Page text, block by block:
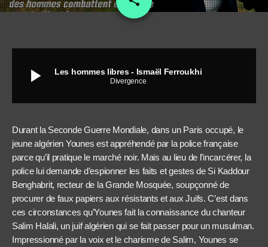
play_arrow Les hommes libres - Ismaël Ferroukhi
Divergence
Durant la Seconde Guerre Mondiale, dans un Paris occupé, le
jeune algérien Younes est appréhendé par la police française
parce qu’il pratique le marché noir. Mais au lieu de l’incarcérer, la
police lui demande d’espionner les faits et gestes de Si Kaddour
Benghabrit, recteur de la Grande Mosquée, soupçonné de
procurer de faux papiers aux résistants et aux Juifs. C’est dans
ces circonstances qu’Younes fait la connaissance du chanteur
Salim Halali, un juif algérien qui se fait passer pour un musulman.
Impressionné par la voix et le charisme de Salim, Younes se